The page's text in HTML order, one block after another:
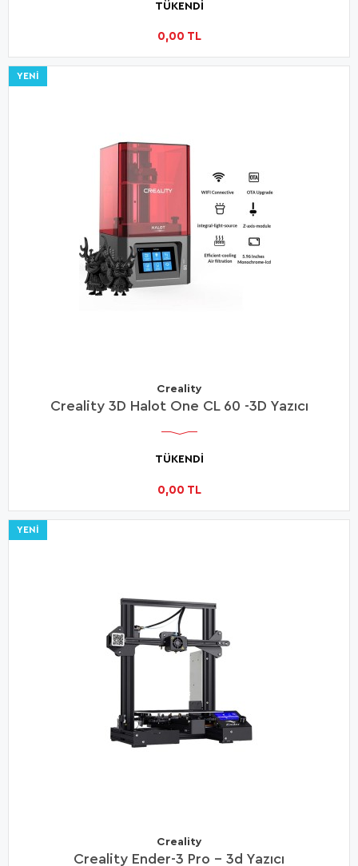
0,00 TL
TÜKENDİ
YENI
Creality
Creality 3D Halot One CL 60 -3D Yazıcı
0,00 TL
TÜKENDİ
YENI
Creality
Creality Ender-3 Pro - 3d Yazıcı